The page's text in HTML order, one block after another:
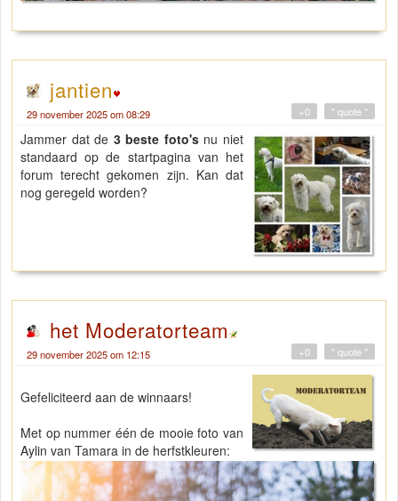
jantien
29 november 2025 om 08:29 " quote "
+0
Jammer dat de 3 beste foto'snu niet
standaard op de startpagina van het
forum terecht gekomen zijn. Kan dat
nog geregeld worden?
het Moderatorteam
29 november 2025 om 12:15 " quote "
+0
Gefeliciteerd aan de winnaars!
Met op nummer één de mooie foto van
Aylin van Tamara in de herfstkleuren: